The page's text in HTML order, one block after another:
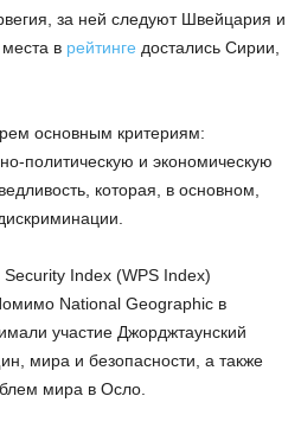
за ней следуют Швейцария и
в рейтинге достались Сирии,
основным критериям:
политическую и экономическую
которая, в основном,
Index (WPS Index)
National Geographic в
участие Джорджтаунский
мира и безопасности, а также
мира в Осло.